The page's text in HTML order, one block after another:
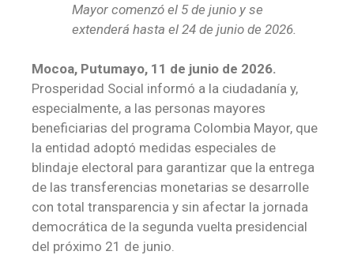
Mayor comenzó el 5 de junio y se
extenderá hasta el 24 de junio de 2026.
Mocoa, Putumayo, 11 de junio de 2026.
Prosperidad Social informó a la ciudadanía y,
especialmente, a las personas mayores
beneficiarias del programa Colombia Mayor, que
la entidad adoptó medidas especiales de
blindaje electoral para garantizar que la entrega
de las transferencias monetarias se desarrolle
con total transparencia y sin afectar la jornada
democrática de la segunda vuelta presidencial
del próximo 21 de junio.